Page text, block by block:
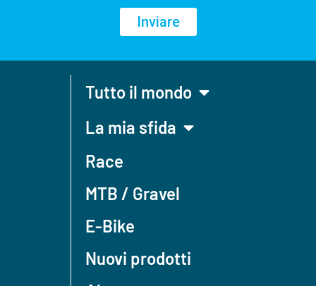
Inviare
Tutto il mondo
La mia sfida
Race
MTB / Gravel
E-Bike
Nuovi prodotti